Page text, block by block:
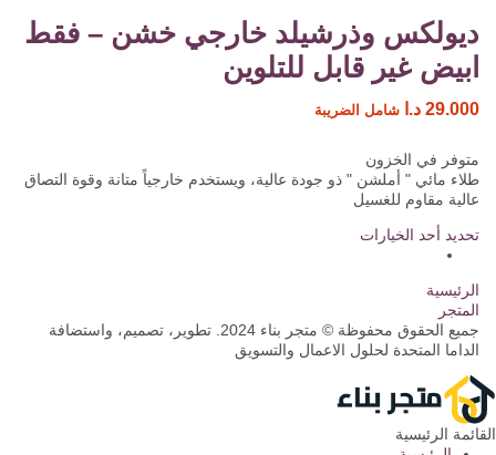
ديولكس وذرشيلد خارجي خشن – فقط
ابيض غير قابل للتلوين
29.000 د.ا شامل الضريبة
متوفر في الخزون
طلاء مائي " أملشن " ذو جودة عالية، ويستخدم خارجياً متانة وقوة التصاق
عالية مقاوم للغسيل
تحديد أحد الخيارات
الرئيسية
المتجر
جميع الحقوق محفوظة © متجر بناء 2024. تطوير، تصميم، واستضافة
الداما المتحدة لحلول الاعمال والتسويق
القائمة الرئيسية